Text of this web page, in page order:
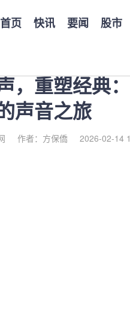
首页 快讯 要闻 股市
，重塑经典
声音之旅
作者：方保僑 2026-02-14